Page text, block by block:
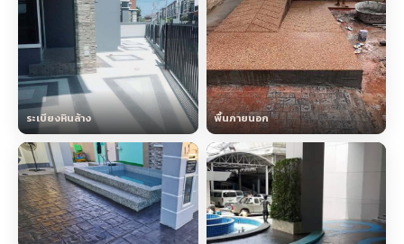
ระเบียงหินล้าง พื้นภายนอก